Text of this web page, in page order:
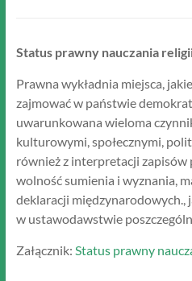
Status prawny nauczania
Prawna wykładnia miejsca,
zajmować w państwie
uwarunkowana wieloma
kulturowymi, społecznymi,
również z interpretacji
wolność sumienia i wyznania,
deklaracji międzynarodowych.,
w ustawodawstwie
Załącznik: Status prawny